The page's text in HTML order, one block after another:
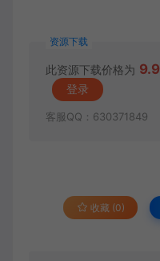
资源下载
此资源下载价格为 9.9
登录
客服QQ：630371849
收藏 (0)